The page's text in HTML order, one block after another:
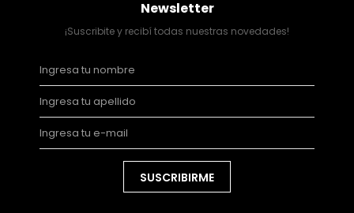
Newsletter
¡Suscribite y recibí todas nuestras novedades!
SUSCRIBIRME